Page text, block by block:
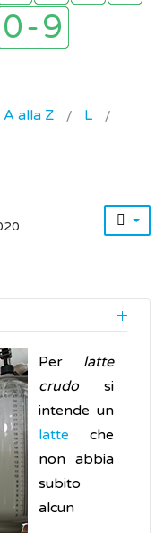
alla Z
L
Per latte
crudosi
intende un
latte che
non abbia
subito
alcun